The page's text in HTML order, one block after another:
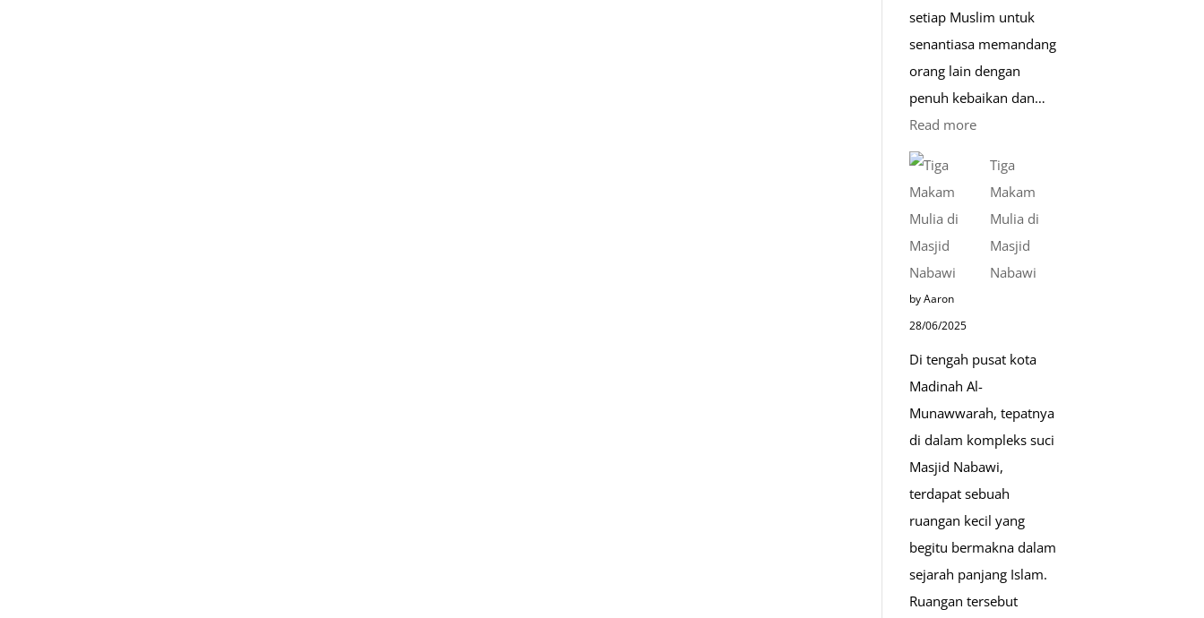
setiap Muslim untuk
senantiasa memandang
orang lain dengan
penuh kebaikan dan…
Read more:
Husnudzon
Sehari-
Tiga
Makam
Mulia di
Masjid
Nabawi
by Aaron
28/06/2025
Di tengah pusat kota
Madinah Al-
Munawwarah, tepatnya
di dalam kompleks suci
Masjid Nabawi,
terdapat sebuah
ruangan kecil yang
begitu bermakna dalam
sejarah panjang Islam.
Ruangan tersebut